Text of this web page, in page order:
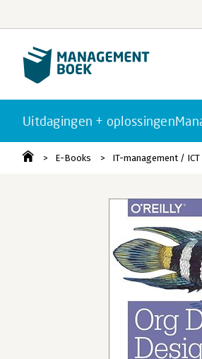
Uitdagingen + oplossingen
E-Books IT-management / ICT